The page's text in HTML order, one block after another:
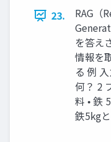
23.
RAG（
を答え
情報を
る 例
何？ 2
料 • 鉄
鉄5kg